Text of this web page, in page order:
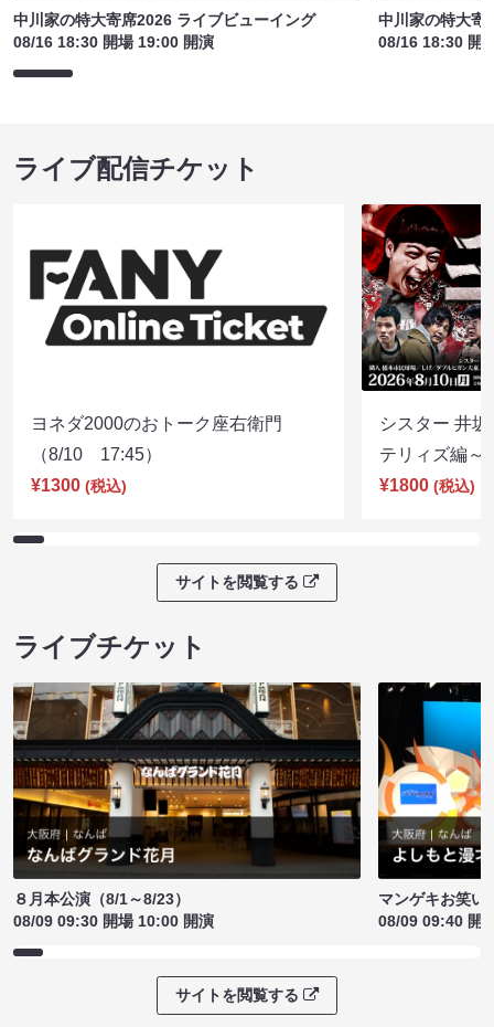
中川家の特大寄席2026 ライブビューイング
08/16 18:30 開場 19:00 開演
中川家の特大寄
08/16 18:30 開
ライブ配信チケット
ヨネダ2000のおトーク座右衛門
（8/10 17:45）
¥1300 (税込)
シスター 井
テリィズ編
¥1800 (税込)
サイトを閲覧する
ライブチケット
８月本公演（8/1～8/23）
08/09 09:30 開場 10:00 開演
マンゲキお笑い
08/09 09:40 開
サイトを閲覧する